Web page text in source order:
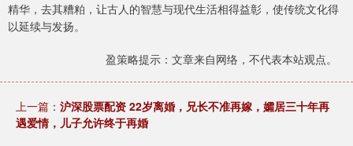
精华，去其糟粕，让古人的智慧与现代生活相得益彰，使传统文化得
以延续与发扬。
盈策略提示：文章来自网络，不代表本站观点。
上一篇： 沪深股票配资 22岁离婚，兄长不准再嫁，孀居三十年再
遇爱情，儿子允许终于再婚